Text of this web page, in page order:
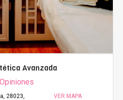
Avanzada
28023,
VER MAPA